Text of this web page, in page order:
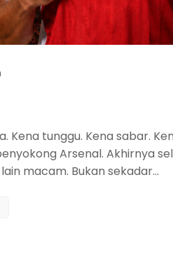
Kena tunggu. Kena sabar.
Arsenal. Akhirnya
macam. Bukan sekadar…